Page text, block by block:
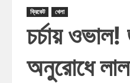
ক্রিকেট খেলা
চর্চায়
অনুরোধে লাল